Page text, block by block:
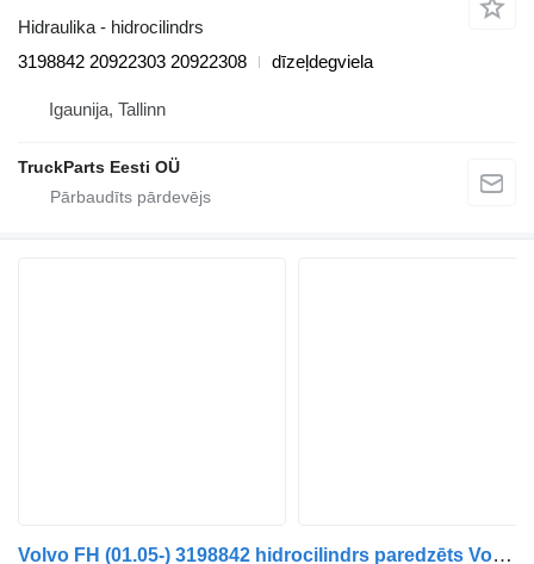
Hidraulika - hidrocilindrs
3198842 20922303 20922308
dīzeļdegviela
Igaunija, Tallinn
TruckParts Eesti OÜ
Volvo FH (01.05-) 3198842 hidrocilindrs paredzēts Volvo FH12, FH16, NH12, FH, VNL780 (1993-2014) vilcēja